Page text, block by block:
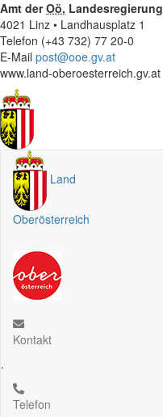
Amt derOö. Landesregierung
4021 Linz • Landhausplatz 1
Telefon (+43 732) 77 20-0
E-Mail post@ooe.gv.at
www.land-oberoesterreich.gv.at
Land
Oberösterreich
Kontakt
.
Telefon